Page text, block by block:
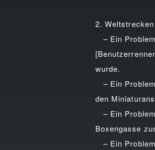
2. Weltstrecken
– Ein
wurde.
– Ein
den
– Ein
Boxengasse
– Ein